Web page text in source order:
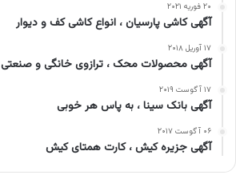
۲۰ فوریه ۲۰۲۱
آگهی کاشی پارسیان ، انواع کاشی کف و دیوار
۱۷ آوریل ۲۰۱۸
آگهی محصولات محک ، ترازوی خانگی و صنعتی
۱۷ آگوست ۲۰۱۹
آگهی بانک سینا ، به پاس هر خوبی
۰۶ آگوست ۲۰۱۷
آگهی جزیره کیش ، کارت همتای کیش